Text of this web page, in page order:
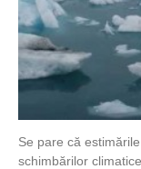
Se pare că
schimbărilor